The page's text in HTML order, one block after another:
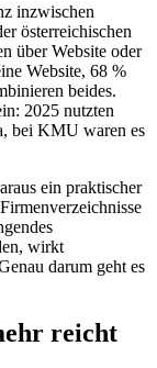
inzwischen
österreichischen
über Website oder
Website, 68 %
beides.
2025 nutzten
bei KMU waren es
ein praktischer
wirkt
darum geht es
reicht